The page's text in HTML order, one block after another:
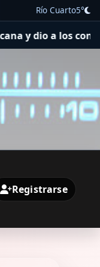
Río Cuarto5°
Tigre con uno
Registrarse